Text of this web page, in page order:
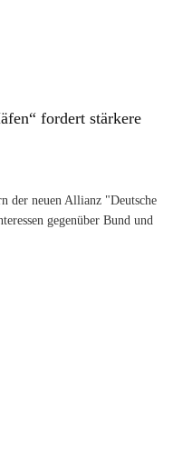
fordert stärkere
der neuen Allianz "Deutsche
gegenüber Bund und